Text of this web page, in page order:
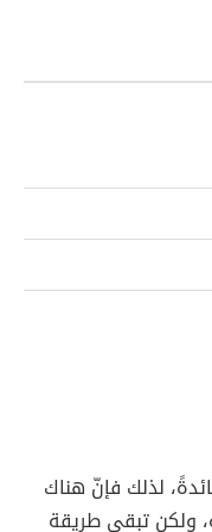
لذلك فإنّ هناك
ولكن تبقى طريقة